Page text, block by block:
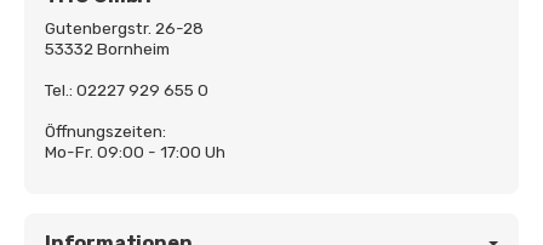
Gutenbergstr. 26-28
53332 Bornheim
Tel.: 02227 929 655 0
Öffnungszeiten:
Mo-Fr. 09:00 - 17:00 Uh